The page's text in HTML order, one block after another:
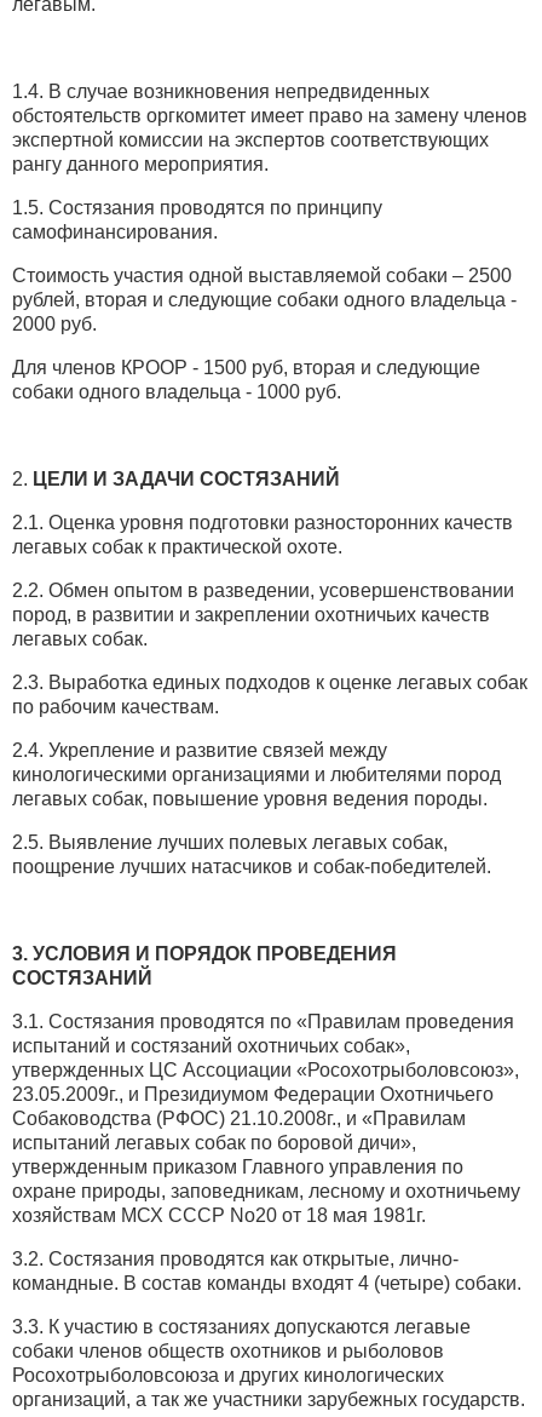
1.4. В случае возникновения непредвиденных
обстоятельств оргкомитет имеет право на замену членов
экспертной комиссии на экспертов соответствующих
рангу данного мероприятия.
1.5. Состязания проводятся по принципу
самофинансирования.
Стоимость участия одной выставляемой собаки – 2500
рублей, вторая и следующие собаки одного владельца -
2000 руб.
Для членов КРООР - 1500 руб, вторая и следующие
собаки одного владельца - 1000 руб.
2. ЦЕЛИ И ЗАДАЧИ СОСТЯЗАНИЙ
2.1. Оценка уровня подготовки разносторонних качеств
легавых собак к практической охоте.
2.2. Обмен опытом в разведении, усовершенствовании
пород, в развитии и закреплении охотничьих качеств
легавых собак.
2.3. Выработка единых подходов к оценке легавых собак
по рабочим качествам.
2.4. Укрепление и развитие связей между
кинологическими организациями и любителями пород
легавых собак, повышение уровня ведения породы.
2.5. Выявление лучших полевых легавых собак,
поощрение лучших натасчиков и собак-победителей.
3. УСЛОВИЯ И ПОРЯДОК ПРОВЕДЕНИЯ
СОСТЯЗАНИЙ
3.1. Состязания проводятся по «Правилам проведения
испытаний и состязаний охотничьих собак»,
утвержденных ЦС Ассоциации «Росохотрыболовсоюз»,
23.05.2009г., и Президиумом Федерации Охотничьего
Собаководства (РФОС) 21.10.2008г., и «Правилам
испытаний легавых собак по боровой дичи»,
утвержденным приказом Главного управления по
охране природы, заповедникам, лесному и охотничьему
хозяйствам МСХ СССР No20 от 18 мая 1981г.
3.2. Состязания проводятся как открытые, лично-
командные. В состав команды входят 4 (четыре) собаки.
3.3. К участию в состязаниях допускаются легавые
собаки членов обществ охотников и рыболовов
Росохотрыболовсоюза и других кинологических
организаций, а так же участники зарубежных государств.